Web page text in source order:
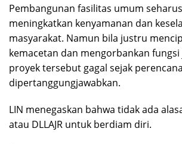
Pembangunan fasilitas umum
meningkatkan kenyamanan dan
masyarakat. Namun bila justru
kemacetan dan mengorbankan fungsi
proyek tersebut gagal sejak
dipertanggungjawabkan.
LIN menegaskan bahwa tidak ada
atau DLLAJR untuk berdiam diri.